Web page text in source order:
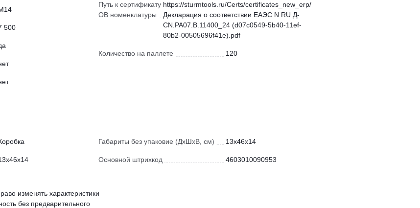
500
Путь к сертификату
ОВ номенклатуры
https://sturmtools.ru/Certs/certificates_new_erp/
Декларация о соответствии ЕАЭС N RU Д-
CN.РА07.В.11400_24 (d07c0549-5b40-11ef-
80b2-00505696f41e).pdf
Количество на паллете 120
Габариты без упаковие (ДхШхВ, см) 13x46x14
Основной штрихкод 4603010090953
изменять характеристики
без предварительного